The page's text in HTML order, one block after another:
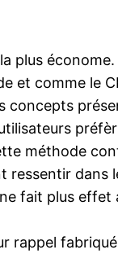
plus
et comme le
concepts
méthode
fait plus effet